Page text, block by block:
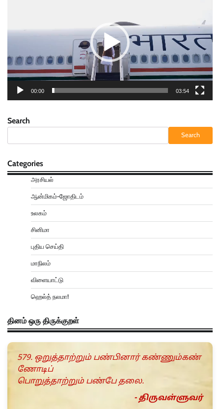
00:00 03:54
Search
Search
Categories
அரசியல்
ஆன்மிகம்-ஜோதிடம்
உலகம்
சினிமா
புதிய செய்தி
மாநிலம்
விளையாட்டு
ஹெல்த் நலமா!
தினம் ஒரு திருக்குறள்
579. ஒறுத்தாற்றும் பண்பினார் கண்ணும்கண்
ணோடிப்
பொறுத்தாற்றும் பண்பே தலை.
- திருவள்ளுவர்